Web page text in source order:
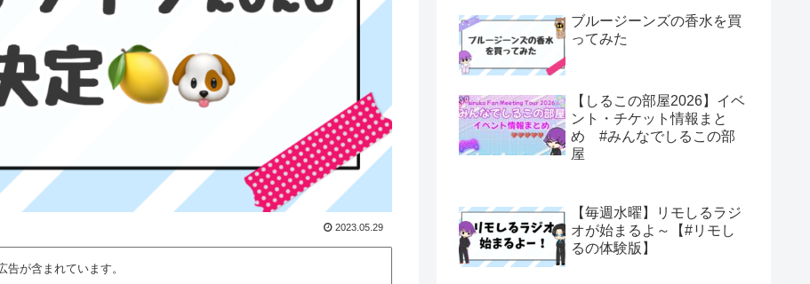
2023.05.29
告が含まれています。
ブルージーンズの香水を買
ってみた
【しるこの部屋2026】イベ
ント・チケット情報まと
め #みんなでしるこの部
屋
【毎週水曜】リモしるラジ
オが始まるよ～【#リモし
るの体験版】